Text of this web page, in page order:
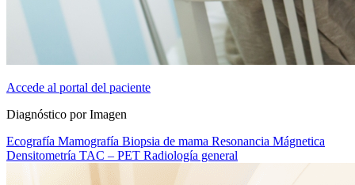
Accede al portal del paciente
Diagnóstico por Imagen
Ecografía Mamografía Biopsia de mama Resonancia Mágnetica
Densitometría TAC – PET Radiología general